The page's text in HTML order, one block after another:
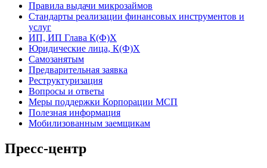
Правила выдачи микрозаймов
Стандарты реализации финансовых инструментов и
услуг
ИП, ИП Глава К(Ф)Х
Юридические лица, К(Ф)Х
Самозанятым
Предварительная заявка
Реструктуризация
Вопросы и ответы
Меры поддержки Корпорации МСП
Полезная информация
Мобилизованным заемщикам
Пресс-центр